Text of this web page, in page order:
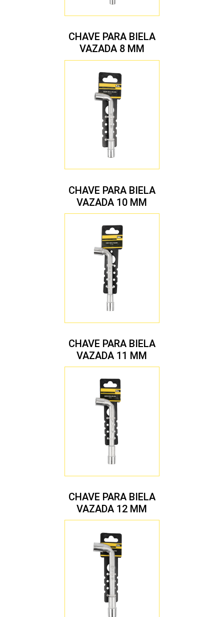
CHAVE PARA BIELA
VAZADA 8 MM
CHAVE PARA BIELA
VAZADA 10 MM
CHAVE PARA BIELA
VAZADA 11 MM
CHAVE PARA BIELA
VAZADA 12 MM